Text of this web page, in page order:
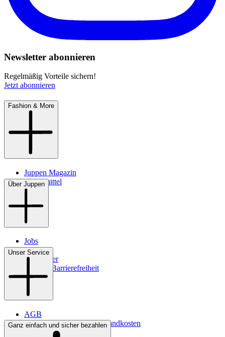
Newsletter abonnieren
Regelmäßig Vorteile sichern!
Jetzt abonnieren
Fashion & More
Juppen Magazin
Pflegemittel
Über Juppen
Jobs
Filialen
Newsletter
Digitale Barrierefreiheit
Unser Service
AGB
Lieferbedingungen & Versandkosten
Bezahlung
Ganz einfach und sicher bezahlen